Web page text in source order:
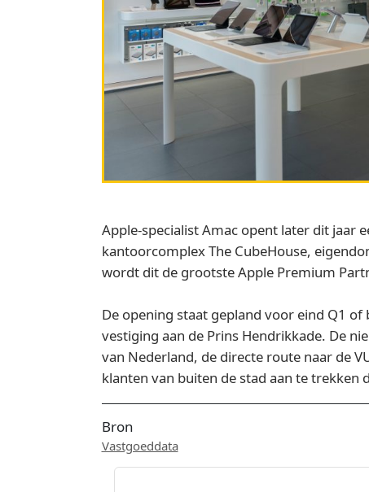
Apple‑specialist Amac opent later dit jaar
kantoorcomplex The CubeHouse,
wordt dit de grootste Apple Premium
De opening staat gepland voor eind Q1
vestiging aan de Prins Hendrikkade. De
van Nederland, de directe route naar de
klanten van buiten de stad aan te trekken
Bron
Vastgoeddata